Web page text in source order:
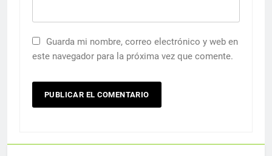
Guarda mi nombre, correo electrónico y web en
este navegador para la próxima vez que comente.